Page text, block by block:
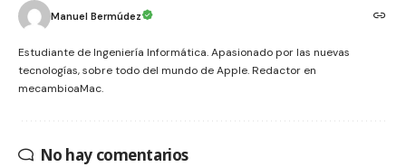
Manuel Bermúdez
Estudiante de Ingeniería Informática. Apasionado por las nuevas
tecnologías, sobre todo del mundo de Apple. Redactor en
mecambioaMac.
No hay comentarios